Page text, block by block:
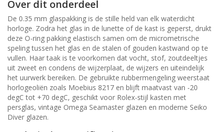
Over dit onderdeel
De 0.35 mm glaspakking is de stille held van elk waterdicht
horloge. Zodra het glas in de lunette of de kast is geperst, drukt
deze O-ring pakking elastisch samen om de micrometrische
speling tussen het glas en de stalen of gouden kastwand op te
vullen. Haar taak is te voorkomen dat vocht, stof, zoutdeeltjes
uit zweet en condens de wijzerplaat, de wijzers en uiteindelijk
het uurwerk bereiken. De gebruikte rubbermengeling weerstaat
horlogeoliën zoals Moebius 8217 en blijft maatvast van -20
degC tot +70 degC, geschikt voor Rolex-stijl kasten met
persglas, vintage Omega Seamaster glazen en moderne Seiko
Diver glazen.